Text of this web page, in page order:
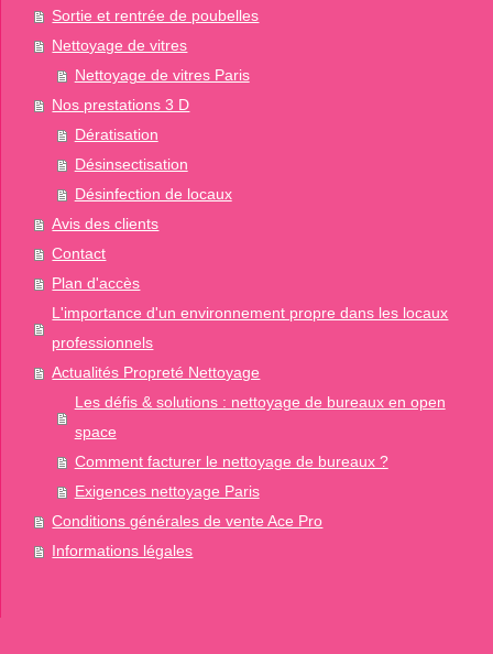
Sortie et rentrée de poubelles
Nettoyage de vitres
Nettoyage de vitres Paris
Nos prestations 3 D
Dératisation
Désinsectisation
Désinfection de locaux
Avis des clients
Contact
Plan d'accès
L'importance d'un environnement propre dans les locaux
professionnels
Actualités Propreté Nettoyage
Les défis & solutions : nettoyage de bureaux en open
space
Comment facturer le nettoyage de bureaux ?
Exigences nettoyage Paris
Conditions générales de vente Ace Pro
Informations légales